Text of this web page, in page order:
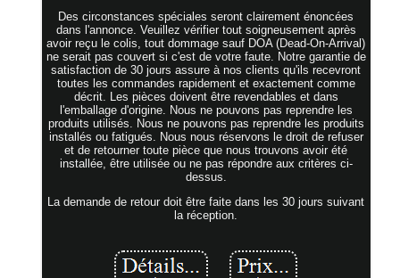
Des circonstances spéciales seront clairement énoncées
dans l'annonce. Veuillez vérifier tout soigneusement après
avoir reçu le colis, tout dommage sauf DOA (Dead-On-Arrival)
ne serait pas couvert si c'est de votre faute. Notre garantie de
satisfaction de 30 jours assure à nos clients qu'ils recevront
toutes les commandes rapidement et exactement comme
décrit. Les pièces doivent être revendables et dans
l'emballage d'origine. Nous ne pouvons pas reprendre les
produits utilisés. Nous ne pouvons pas reprendre les produits
installés ou fatigués. Nous nous réservons le droit de refuser
et de retourner toute pièce que nous trouvons avoir été
installée, être utilisée ou ne pas répondre aux critères ci-
dessus.
La demande de retour doit être faite dans les 30 jours suivant
la réception.